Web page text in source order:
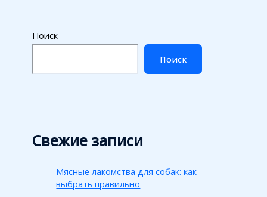
Поиск
Поиск
Свежие записи
Мясные лакомства для собак: как
выбрать правильно